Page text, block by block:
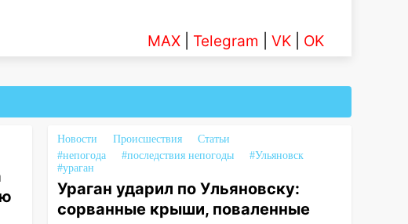
MAX Telegram VK OK
Новости Происшествия
Статьи
#непогода
#последствия непогоды
#Ульяновск
#ураган
Ураган ударил по Ульяновску:
сорванные крыши, поваленные